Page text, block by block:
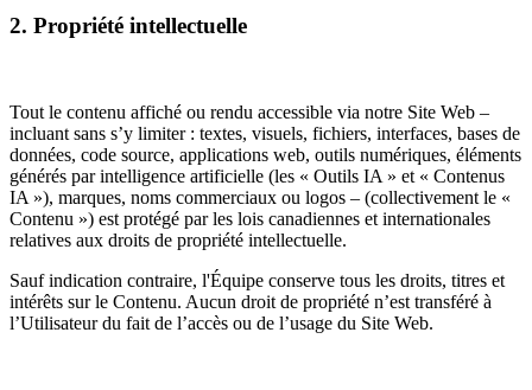
2. Propriété intellectuelle
Tout le contenu affiché ou rendu accessible via notre Site Web –
incluant sans s’y limiter : textes, visuels, fichiers, interfaces, bases de
données, code source, applications web, outils numériques, éléments
générés par intelligence artificielle (les « Outils IA » et « Contenus
IA »), marques, noms commerciaux ou logos – (collectivement le «
Contenu ») est protégé par les lois canadiennes et internationales
relatives aux droits de propriété intellectuelle.
Sauf indication contraire, l'Équipe conserve tous les droits, titres et
intérêts sur le Contenu. Aucun droit de propriété n’est transféré à
l’Utilisateur du fait de l’accès ou de l’usage du Site Web.